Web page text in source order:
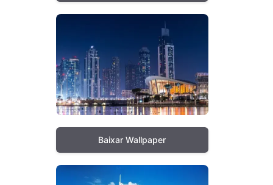
Baixar Wallpaper